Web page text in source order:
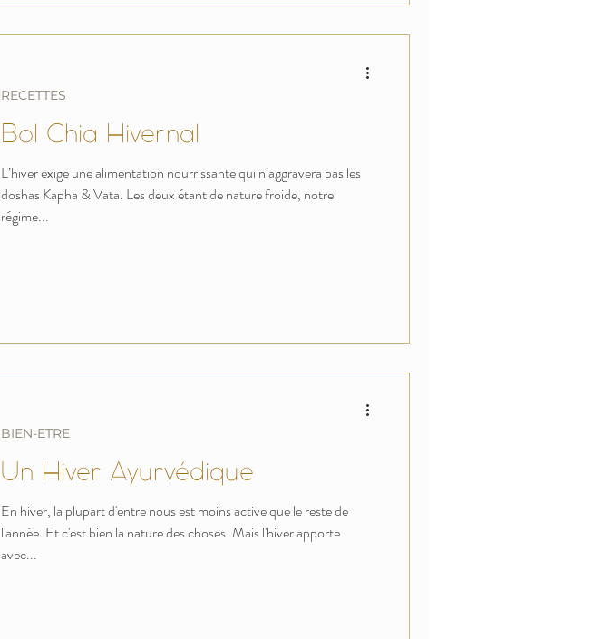
Bol Chia Hivernal
L’hiver exige une alimentation nourrissante qui n’aggravera pas les
doshas Kapha & Vata. Les deux étant de nature froide, notre
régime...
RECETTES
Un Hiver Ayurvédique
En hiver, la plupart d'entre nous est moins active que le reste de
l'année. Et c'est bien la nature des choses. Mais l'hiver apporte
avec...
BIEN-ETRE